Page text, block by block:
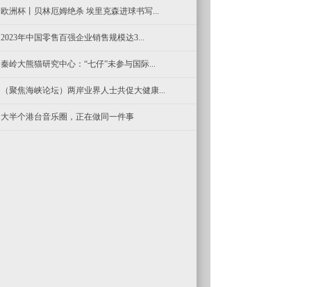
欧洲杯丨贝林厄姆绝杀 埃里克森进球书写...
2023年中国零售百强企业销售规模达3...
秦岭大熊猫研究中心：“七仔”未参与国际...
（聚焦海峡论坛）两岸业界人士共促大健康...
大半个港台音乐圈，正在做同一件事